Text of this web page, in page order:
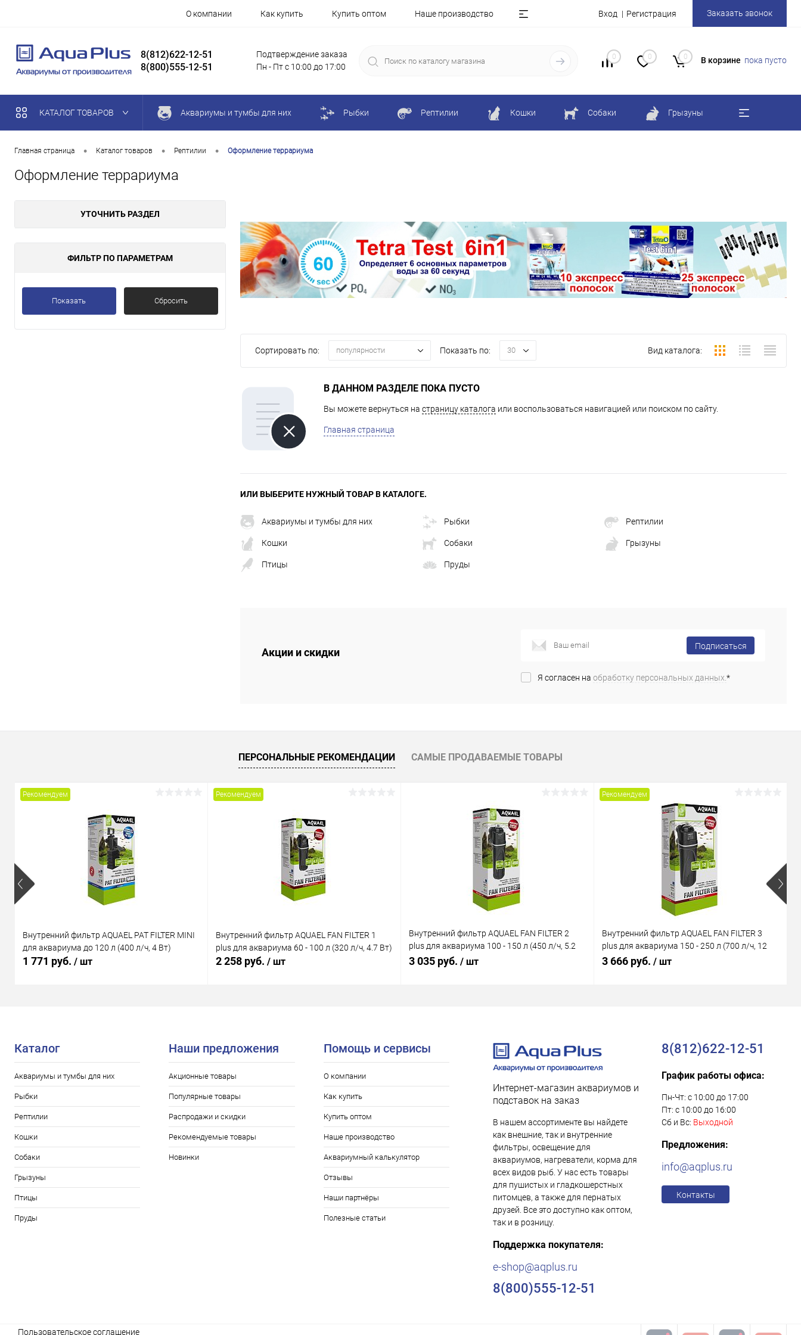
О компании Как купить Купить оптом Наше производство Вход Регистрация Заказать звонок
8(812)622-12-51
8(800)555-12-51
Подтверждение заказа
Пн - Пт с 10:00 до 17:00
0 0 0 В корзине пока пусто
КАТАЛОГ ТОВАРОВ Аквариумы и тумбы для них Рыбки Рептилии Кошки Собаки Грызуны
Главная страница • Каталог товаров • Рептилии • Оформление террариума
Оформление террариума
УТОЧНИТЬ РАЗДЕЛ
ФИЛЬТР ПО ПАРАМЕТРАМ
Показать Сбросить
Сортировать по: популярности Показать по: 30 Вид каталога:
В ДАННОМ РАЗДЕЛЕ ПОКА ПУСТО
Вы можете вернуться на страницу каталога или воспользоваться навигацией или поиском по сайту.
Главная страница
ИЛИ ВЫБЕРИТЕ НУЖНЫЙ ТОВАР В КАТАЛОГЕ.
Аквариумы и тумбы для них Рыбки Рептилии
Кошки Собаки Грызуны
Птицы Пруды
Акции и скидки Подписаться
Я согласен на обработку персональных данных.*
ПЕРСОНАЛЬНЫЕ РЕКОМЕНДАЦИИ САМЫЕ ПРОДАВАЕМЫЕ ТОВАРЫ
Рекомендуем
Внутренний фильтр AQUAEL PAT FILTER MINI
для аквариума до 120 л (400 л/ч, 4 Вт)
1 771 руб. / шт
Рекомендуем
Внутренний фильтр AQUAEL FAN FILTER 1
plus для аквариума 60 - 100 л (320 л/ч, 4.7 Вт)
2 258 руб. / шт
Внутренний фильтр AQUAEL FAN FILTER 2
plus для аквариума 100 - 150 л (450 л/ч, 5.2
Вт)
3 035 руб. / шт
Рекомендуем
Внутренний фильтр AQUAEL FAN FILTER 3
plus для аквариума 150 - 250 л (700 л/ч, 12
Вт)
3 666 руб. / шт
Каталог
Аквариумы и тумбы для них
Рыбки
Рептилии
Кошки
Собаки
Грызуны
Птицы
Пруды
Наши предложения
Акционные товары
Популярные товары
Распродажи и скидки
Рекомендуемые товары
Новинки
Помощь и сервисы
О компании
Как купить
Купить оптом
Наше производство
Аквариумный калькулятор
Отзывы
Наши партнёры
Полезные статьи
Интернет-магазин аквариумов и
подставок на заказ
В нашем ассортименте вы найдете
как внешние, так и внутренние
фильтры, освещение для
аквариумов, нагреватели, корма для
всех видов рыб. У нас есть товары
для пушистых и гладкошерстных
питомцев, а также для пернатых
друзей. Все это доступно как оптом,
так и в розницу.
Поддержка покупателя:
e-shop@aqplus.ru
8(800)555-12-51
8(812)622-12-51
График работы офиса:
Пн-Чт: с 10:00 до 17:00
Пт: с 10:00 до 16:00
Сб и Вс: Выходной
Предложения:
info@aqplus.ru
Контакты
Пользовательское соглашение